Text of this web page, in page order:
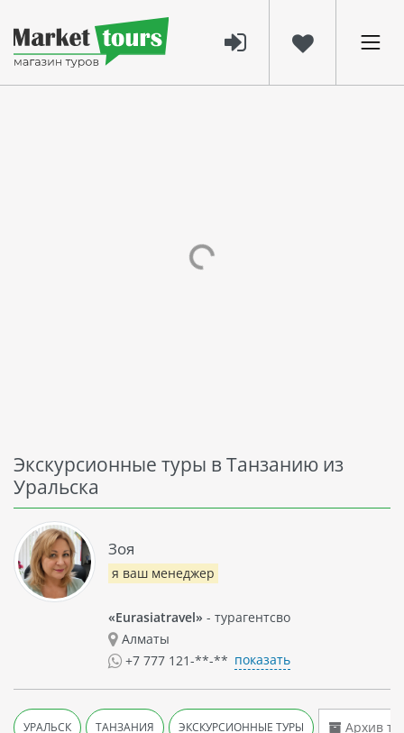
Экскурсионные туры в Танзанию из
Уральска
Зоя
я ваш менеджер
«Eurasiatravel» - турагентсво
Алматы
+7 777 121-**-** показать
УРАЛЬСК ТАНЗАНИЯ ЭКСКУРСИОННЫЕ ТУРЫ Архив